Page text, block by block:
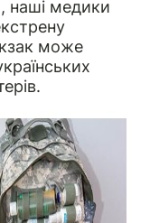
наші медики
може